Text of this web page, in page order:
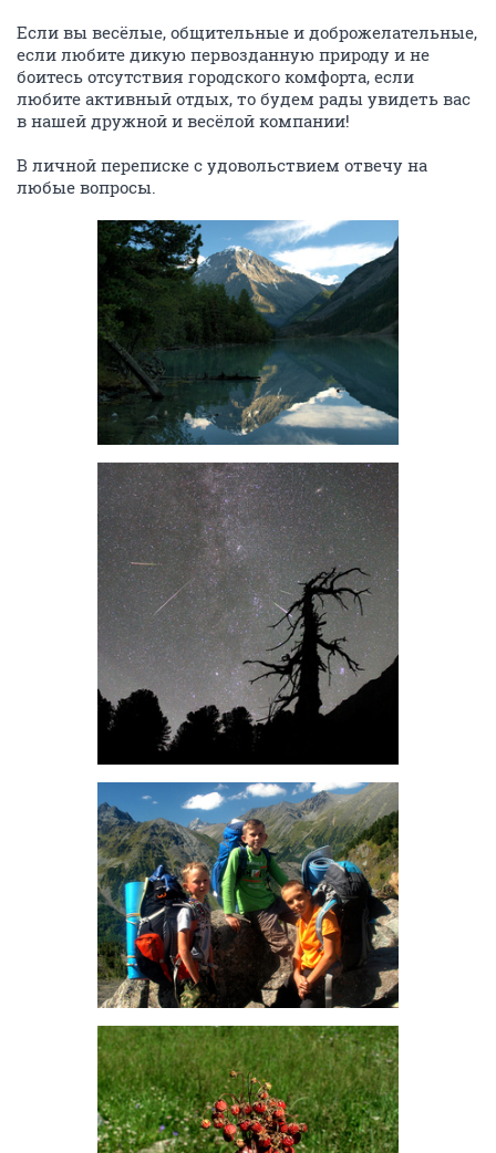
Если вы весёлые, общительные и доброжелательные,
если любите дикую первозданную природу и не
боитесь отсутствия городского комфорта, если
любите активный отдых, то будем рады увидеть вас
в нашей дружной и весёлой компании!
В личной переписке с удовольствием отвечу на
любые вопросы.